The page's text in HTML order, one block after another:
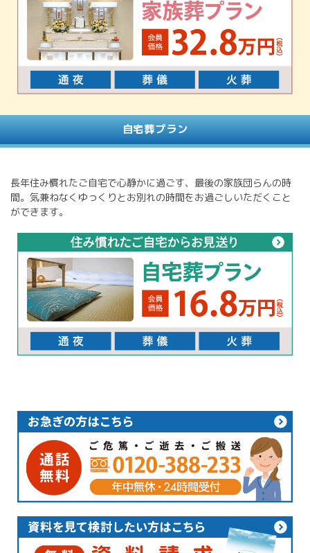
自宅葬プラン
長年住み慣れたご自宅で心静かに過ごす、最後の家族団らんの時
間。気兼ねなくゆっくりとお別れの時間をお過ごしいただくこと
ができます。